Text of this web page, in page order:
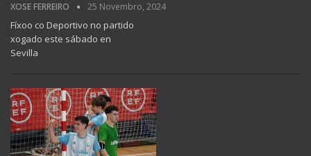
XOSE FERREIRO 25 Novembro, 2024
Fíxoo co Deportivo no partido
xogado este sábado en
Sevilla